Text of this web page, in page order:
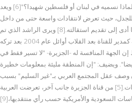
العربي غيرها، نقول عنه قتيل، فلماذا نسميه في لبنان أو فلسطين شهيدا؟"[6] ويعد
حيث تعرض لانتقادات واسعة حتى من داخل
السعودية[7] لخطه التحريري مما أدى إلى تقديم استقالته.[8] ويرى الراشد الذي تم
تعيينه مشاهدة القنوات العربية كمدير للقناة بعد القلاب أوائل عام 2004 بعد تركه
الجهة المنافسة له -الجزيرة- "لا تسير فقط في
ويضيف: "إن المنطقة مليئة بمعلومات خطيرة
وصف عقل المجتمع العربي بـ"غير السليم" بسبب
الأسلوب الذي تنقل به المعلومات.[5] من قناة الجزيرة جانب آخر، تعرضت العربية
لانتقادات تتهمها بمناصرة السياسات السعودية والأمريكية حسب رأي منتقديها،[9]